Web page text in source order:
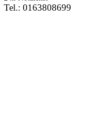
Tel.: 0163808699